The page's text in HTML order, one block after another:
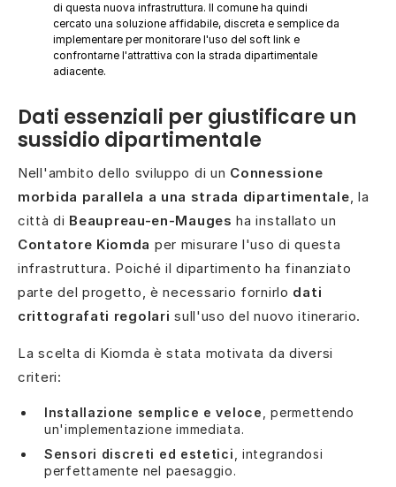
di questa nuova infrastruttura. Il comune ha quindi
cercato una soluzione affidabile, discreta e semplice da
implementare per monitorare l'uso del soft link e
confrontarne l'attrattiva con la strada dipartimentale
adiacente.
Dati essenziali per giustificare un
sussidio dipartimentale
Nell'ambito dello sviluppo di un Connessione
morbida parallela a una strada dipartimentale, la
città di Beaupreau-en-Mauges ha installato un
Contatore Kiomda per misurare l'uso di questa
infrastruttura. Poiché il dipartimento ha finanziato
parte del progetto, è necessario fornirlo dati
crittografati regolari sull'uso del nuovo itinerario.
La scelta di Kiomda è stata motivata da diversi
criteri:
Installazione semplice e veloce
, permettendo
un'implementazione immediata.
Sensori discreti ed estetici , integrandosi
perfettamente nel paesaggio.